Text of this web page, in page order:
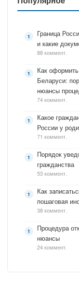
Граница
и какие
88 коммент.
Как
Беларуси:
нюансы
74 коммент.
Какое
России у
71 коммент.
Порядок
гражданства
53 коммент.
Как
пошаговая
38 коммент.
Процедура
нюансы
24 коммент.